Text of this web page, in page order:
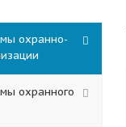
охранно-
охранного